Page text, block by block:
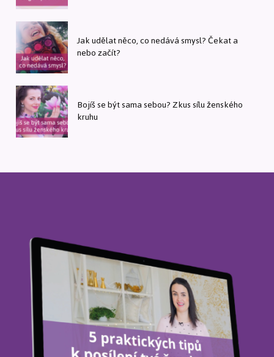
Jak udělat něco, co nedává smysl? Čekat a
nebo začít?
Bojíš se být sama sebou? Zkus sílu ženského
kruhu